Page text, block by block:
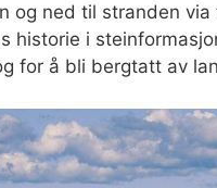
og ned til stranden
historie i
for å bli bergtatt av